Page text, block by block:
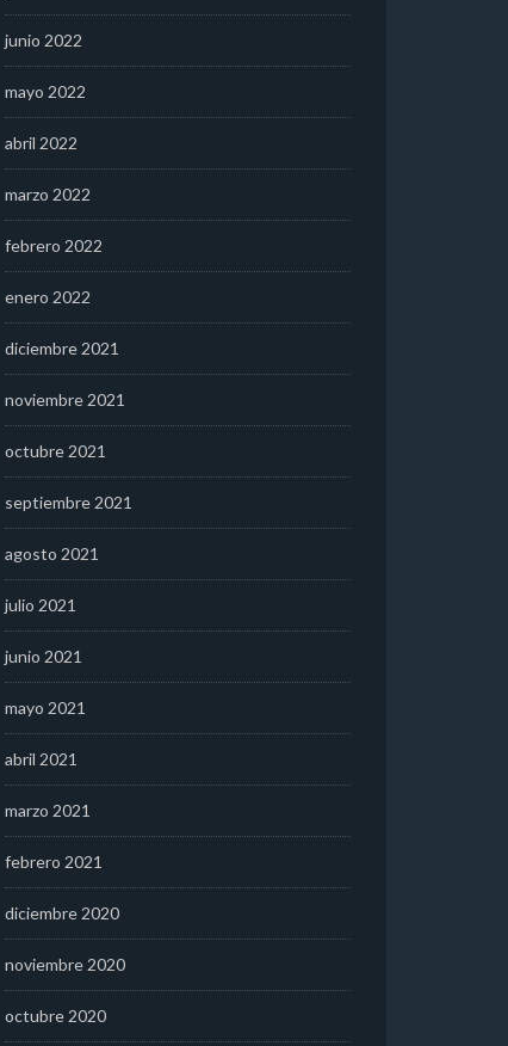
junio 2022
mayo 2022
abril 2022
marzo 2022
febrero 2022
enero 2022
diciembre 2021
noviembre 2021
octubre 2021
septiembre 2021
agosto 2021
julio 2021
junio 2021
mayo 2021
abril 2021
marzo 2021
febrero 2021
diciembre 2020
noviembre 2020
octubre 2020